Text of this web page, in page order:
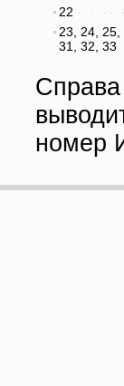
22
23, 24, 25,
31, 32, 33
номер